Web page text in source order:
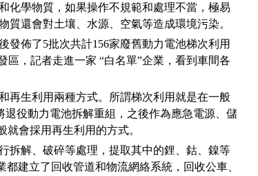
化學物質，如果操作不規範和處理不當，極易
還會對土壤、水源、空氣等造成環境污染。
發佈了5批次共計156家廢舊動力電池梯次利用
區，記者走進一家 “白名單”企業，看到車間各
再生利用兩種方式。所謂梯次利用就是在一般
退役動力電池拆解重組，之後作為應急電源、儲
會採用再生利用的方式。
拆解、破碎等處理，提取其中的鋰、鈷、鎳等
建立了回收管道和物流網絡系統，回收公車、